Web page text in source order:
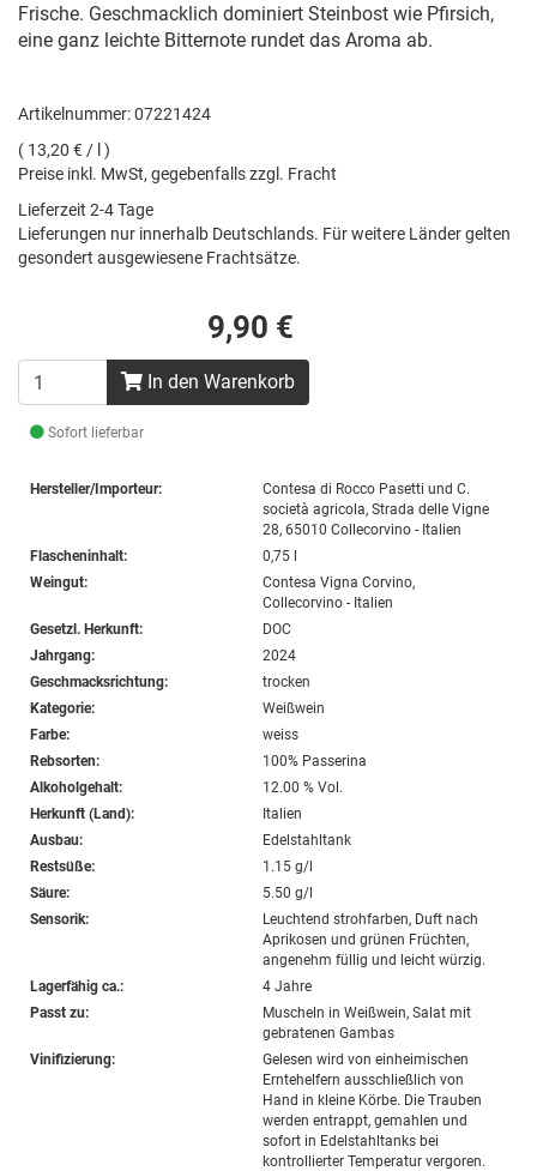
Frische. Geschmacklich dominiert Steinbost wie Pfirsich,
eine ganz leichte Bitternote rundet das Aroma ab.
Artikelnummer: 07221424
( 13,20 € / l )
Preise inkl. MwSt, gegebenfalls zzgl. Fracht
Lieferzeit 2-4 Tage
Lieferungen nur innerhalb Deutschlands. Für weitere Länder gelten
gesondert ausgewiesene Frachtsätze.
9,90 €
In den Warenkorb
Sofort lieferbar
Hersteller/Importeur:
Contesa di Rocco Pasetti und C.
società agricola, Strada delle Vigne
28, 65010 Collecorvino - Italien
Flascheninhalt:
0,75 l
Weingut:
Contesa Vigna Corvino,
Collecorvino - Italien
Gesetzl. Herkunft:
DOC
Jahrgang:
2024
Geschmacksrichtung:
trocken
Kategorie:
Weißwein
Farbe:
weiss
Rebsorten:
100% Passerina
Alkoholgehalt:
12.00 % Vol.
Herkunft (Land):
Italien
Ausbau:
Edelstahltank
Restsüße:
1.15 g/l
Säure:
5.50 g/l
Sensorik:
Leuchtend strohfarben, Duft nach
Aprikosen und grünen Früchten,
angenehm füllig und leicht würzig.
Lagerfähig ca.:
4 Jahre
Passt zu:
Muscheln in Weißwein, Salat mit
gebratenen Gambas
Vinifizierung:
Gelesen wird von einheimischen
Erntehelfern ausschließlich von
Hand in kleine Körbe. Die Trauben
werden entrappt, gemahlen und
sofort in Edelstahltanks bei
kontrollierter Temperatur vergoren.